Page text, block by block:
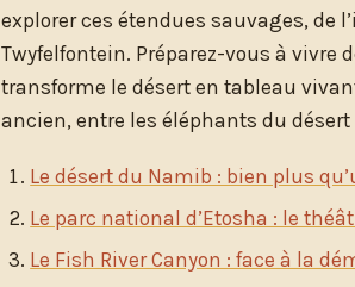
explorer ces étendues sauvages, de
Twyfelfontein. Préparez-vous à vivre
transforme le désert en tableau
ancien, entre les éléphants du
Le désert du Namib : bien plus
Le parc national d’Etosha : le
Le Fish River Canyon : face à la